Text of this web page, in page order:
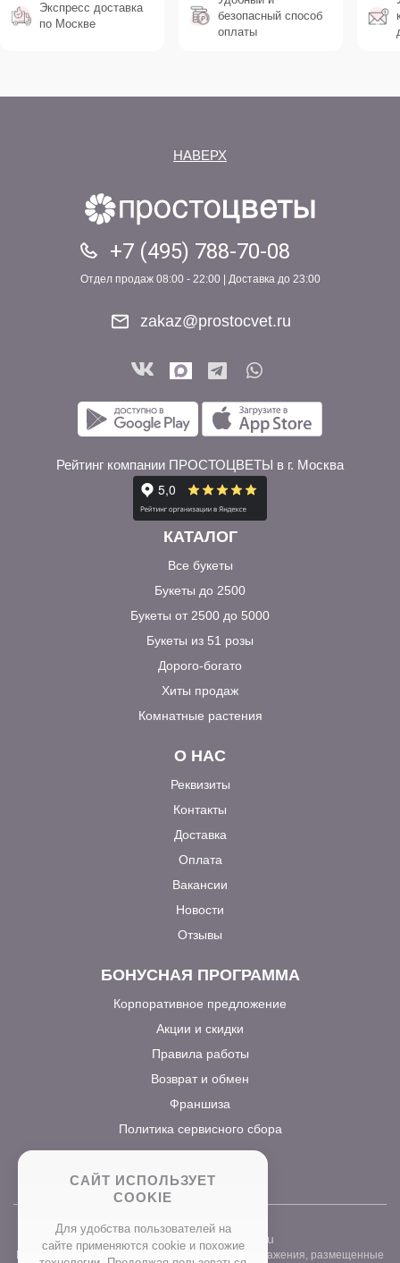
Экспресс доставка
по Москве
безопасный способ
оплаты
НАВЕРХ
+7 (495) 788-70-08
Отдел продаж 08:00 - 22:00 | Доставка до 23:00
zakaz@prostocvet.ru
Рейтинг компании ПРОСТОЦВЕТЫ в г. Москва
КАТАЛОГ
Все букеты
Букеты до 2500
Букеты от 2500 до 5000
Букеты из 51 розы
Дорого-богато
Хиты продаж
Комнатные растения
О НАС
Реквизиты
Контакты
Доставка
Оплата
Вакансии
Новости
Отзывы
БОНУСНАЯ ПРОГРАММА
Корпоративное предложение
Акции и скидки
Правила работы
Возврат и обмен
Франшиза
Политика сервисного сбора
www.prostocvet.ru
Вся текстовая информация и графические изображения, размещенные
САЙТ ИСПОЛЬЗУЕТ
COOKIE
Для удобства пользователей на
сайте применяются сookie и похожие